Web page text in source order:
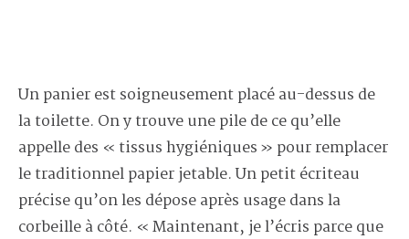
Un panier est soigneusement placé au-dessus de
la toilette. On y trouve une pile de ce qu’elle
appelle des « tissus hygiéniques » pour remplacer
le traditionnel papier jetable. Un petit écriteau
précise qu’on les dépose après usage dans la
corbeille à côté. « Maintenant, je l’écris parce que